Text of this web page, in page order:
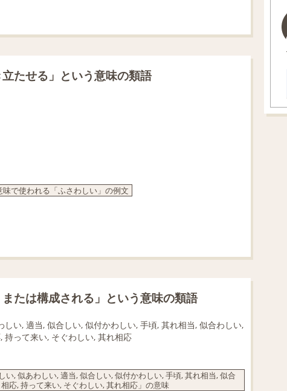
たせる」という意味の類語
で使われる「ふさわしい」の例文
たは構成される」という意味の類語
い, 適当, 似合しい, 似付かわしい, 手頃, 其れ相当, 似合わしい,
持って来い, そぐわしい, 其れ相応
, 似あわしい, 適当, 似合しい, 似付かわしい, 手頃, 其れ相当, 似合
応, 持って来い, そぐわしい, 其れ相応」の意味